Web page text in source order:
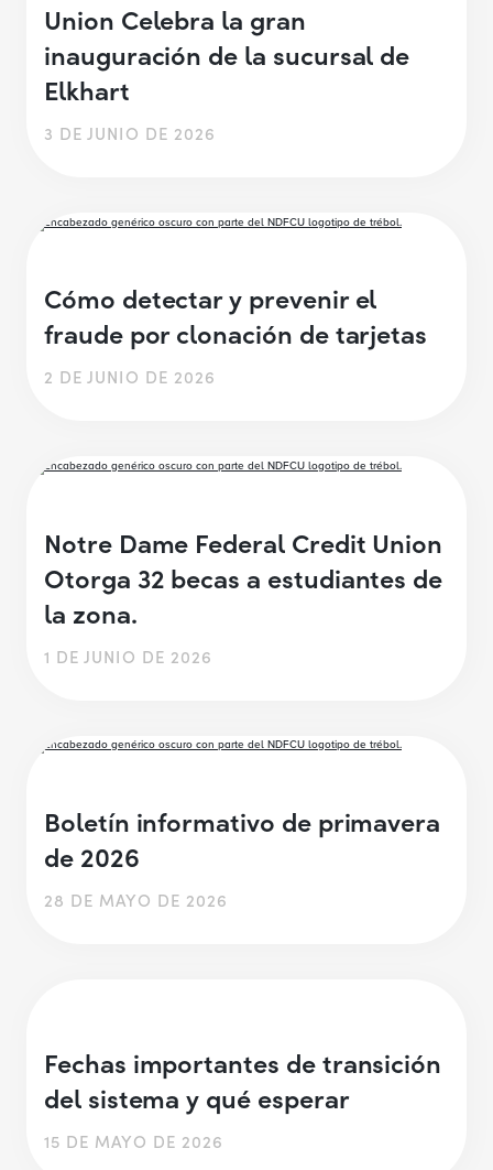
Union Celebra la gran
inauguración de la sucursal de
Elkhart
3 DE JUNIO DE 2026
Cómo detectar y prevenir el
fraude por clonación de tarjetas
2 DE JUNIO DE 2026
Notre Dame Federal Credit Union
Otorga 32 becas a estudiantes de
la zona.
1 DE JUNIO DE 2026
Boletín informativo de primavera
de 2026
28 DE MAYO DE 2026
Fechas importantes de transición
del sistema y qué esperar
15 DE MAYO DE 2026